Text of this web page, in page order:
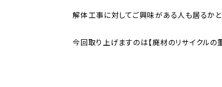
解体工事に対してご興味がある人も居るかと
今回取り上げますのは【廃材のリサイクルの